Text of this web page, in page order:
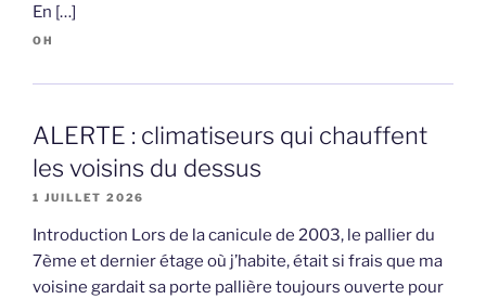
En […]
OH
ALERTE : climatiseurs qui chauffent
les voisins du dessus
1 JUILLET 2026
Introduction Lors de la canicule de 2003, le pallier du
7ème et dernier étage où j’habite, était si frais que ma
voisine gardait sa porte pallière toujours ouverte pour